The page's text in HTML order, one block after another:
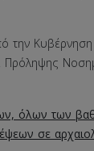
την
Πρόληψης
όλων των
σε